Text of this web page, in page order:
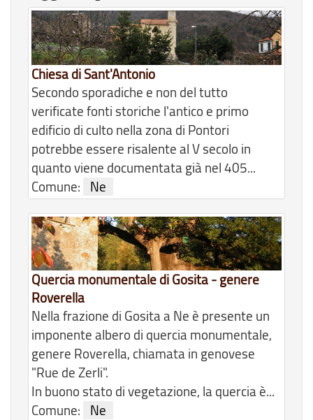
Chiesa di Sant'Antonio
Secondo sporadiche e non del tutto
verificate fonti storiche l'antico e primo
edificio di culto nella zona di Pontori
potrebbe essere risalente al V secolo in
quanto viene documentata già nel 405...
Comune:
Ne
Quercia monumentale di Gosita - genere
Roverella
Nella frazione di Gosita a Ne è presente un
imponente albero di quercia monumentale,
genere Roverella, chiamata in genovese
"Rue de Zerli".
In buono stato di vegetazione, la quercia è...
Comune:
Ne